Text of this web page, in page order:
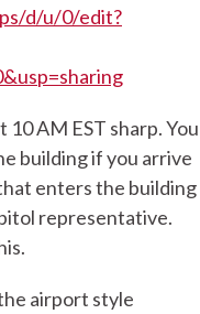
d/u/0/edit?
10 AM EST sharp. You
building if you arrive
enters the building
representative.
airport style